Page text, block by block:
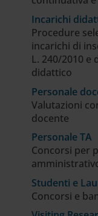
Incarichi
Procedure
incarichi di
L. 240/2010
didattico
Personale
Valutazioni
docente
Personale TA
Concorsi per
Studenti e
Concorsi e